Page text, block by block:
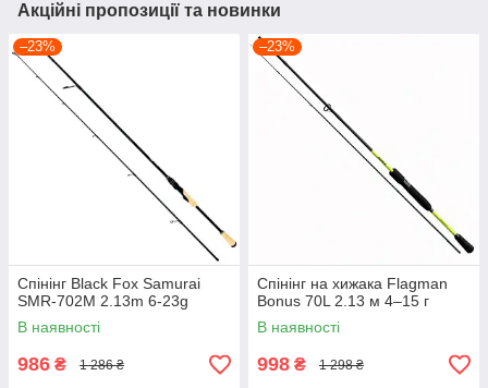
Акційні пропозиції та новинки
–23%
Спінінг Black Fox Samurai
SMR-702M 2.13m 6-23g
В наявності
986 ₴ 1 286 ₴
–23%
Спінінг на хижака Flagman
Bonus 70L 2.13 м 4–15 г
В наявності
998 ₴ 1 298 ₴